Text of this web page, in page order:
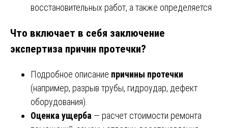
восстановительных работ, а также определяется
Что включает в себя заключение
экспертиза причин протечки?
Подробное описание причины протечки
(например, разрыв трубы, гидроудар, дефект
оборудования).
Оценка ущерба — расчет стоимости ремонта